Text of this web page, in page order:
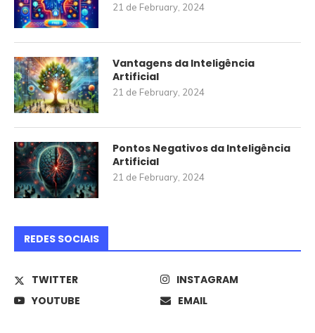
21 de February, 2024
Vantagens da Inteligência
Artificial
21 de February, 2024
Pontos Negativos da Inteligência
Artificial
21 de February, 2024
REDES SOCIAIS
TWITTER
INSTAGRAM
YOUTUBE
EMAIL